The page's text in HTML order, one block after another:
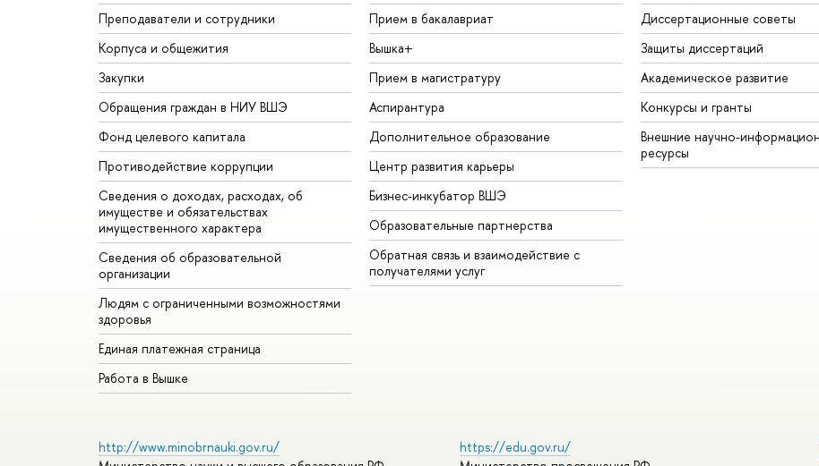
Преподаватели и сотрудники
Корпуса и общежития
Закупки
Обращения граждан в НИУ ВШЭ
Фонд целевого капитала
Противодействие коррупции
Сведения о доходах, расходах, об
имуществе и обязательствах
имущественного характера
Сведения об образовательной
организации
Людям с ограниченными возможностями
здоровья
Единая платежная страница
Работа в Вышке
Прием в бакалавриат
Вышка+
Прием в магистратуру
Аспирантура
Дополнительное образование
Центр развития карьеры
Бизнес-инкубатор ВШЭ
Образовательные партнерства
Обратная связь и взаимодействие с
получателями услуг
Диссертационные советы
Защиты диссертаций
Академическое развитие
Конкурсы и гранты
Внешние научно-
ресурсы
http://www.minobrnauki.gov.ru/
https://edu.gov.ru/